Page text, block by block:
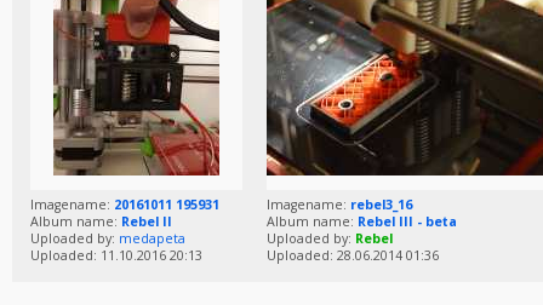
Imagename: 20161011 195931
Album name: Rebel II
Uploaded by: medapeta
Uploaded: 11.10.2016 20:13
Imagename: rebel3_16
Album name: Rebel III - beta
Uploaded by: Rebel
Uploaded: 28.06.2014 01:36